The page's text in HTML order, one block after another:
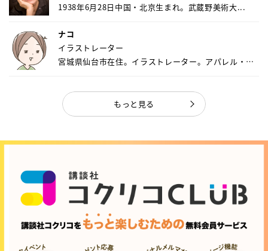
1938年6月28日中国・北京生まれ。武蔵野美術大...
ナコ
イラストレーター
宮城県仙台市在住。イラストレーター。アパレル・キ
もっと見る